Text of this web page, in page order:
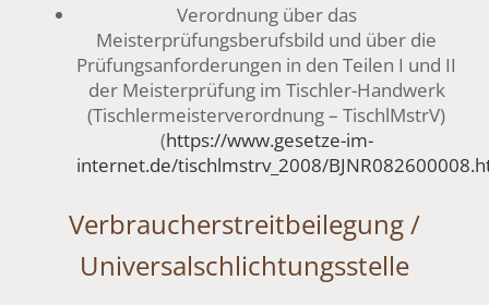
Verordnung über das
Meisterprüfungsberufsbild und über die
Prüfungsanforderungen in den Teilen I und II
der Meisterprüfung im Tischler-Handwerk
(Tischlermeisterverordnung – TischlMstrV)
(https://www.gesetze-im-
internet.de/tischlmstrv_2008/
Verbraucher­streit­beilegung /
Universal­schlichtungs­stelle